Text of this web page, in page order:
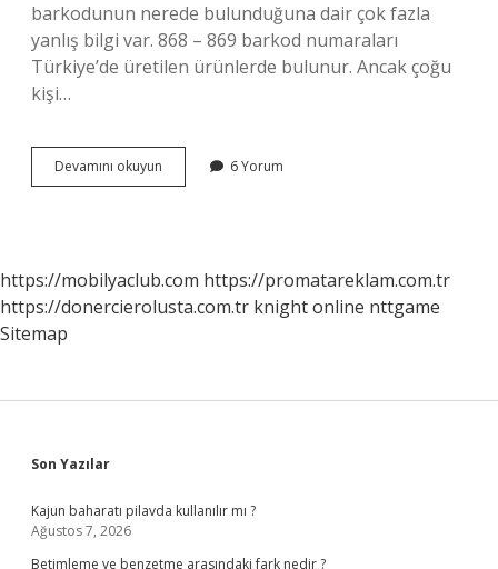
barkodunun nerede bulunduğuna dair çok fazla
yanlış bilgi var. 868 – 869 barkod numaraları
Türkiye’de üretilen ürünlerde bulunur. Ancak çoğu
kişi…
Devamını okuyun
Barkod
6 Yorum
https://mobilyaclub.com https://promatareklam.com.tr
https://donercierolusta.com.tr knight online nttgame
Sitemap
Sidebar
Son Yazılar
Kajun baharatı pilavda kullanılır mı ?
Ağustos 7, 2026
Betimleme ve benzetme arasındaki fark nedir ?